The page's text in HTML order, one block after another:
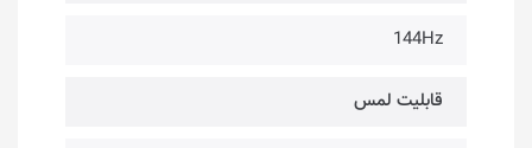
144Hz
قابلیت لمس